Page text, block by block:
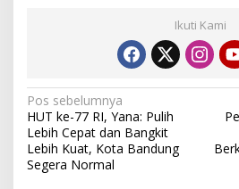
Ikuti Kami
N
a
v
Pos sebelumnya
HUT ke-77 RI, Yana: Pulih
Lebih Cepat dan Bangkit
Lebih Kuat, Kota Bandung
Segera Normal